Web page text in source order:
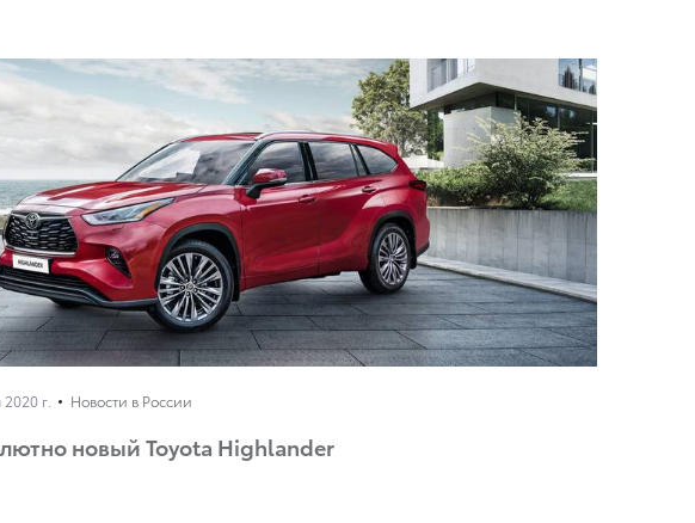
г. Новости в России
новый Toyota Highlander